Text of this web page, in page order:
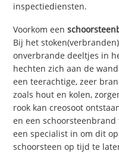
inspectiediensten.
Voorkom een
Bij het
onverbrande deeltjes in
hechten zich aan de
een teerachtige, zeer
zoals hout en kolen,
rook kan creosoot
en een schoorsteenbrand
een specialist in om dit
schoorsteen op tijd te